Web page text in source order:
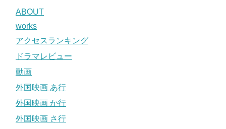
ABOUT
works
アクセスランキング
ドラマレビュー
動画
外国映画 あ行
外国映画 か行
外国映画 さ行